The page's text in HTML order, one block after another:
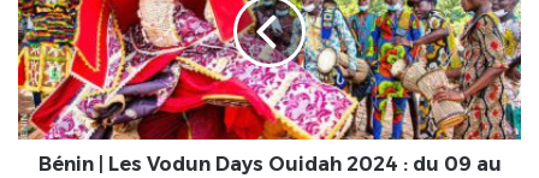
Vodun
Days
Ouidah
2024
:
du
Bénin | Les Vodun Days Ouidah 2024 : du 09 au